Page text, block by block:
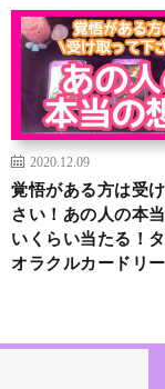
2020.12.09
覚悟がある方は受
さい！あの人の本
いくらい当たる！
オラクルカードリ